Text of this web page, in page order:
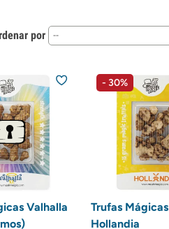
por --
Valhalla
- 30%
Trufas Mágicas
Hollandia